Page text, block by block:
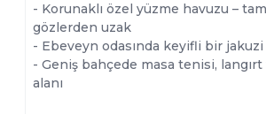
- Korunaklı özel yüzme havuzu –
gözlerden uzak
- Ebeveyn odasında keyifli bir jakuzi
- Geniş bahçede masa tenisi,
alanı